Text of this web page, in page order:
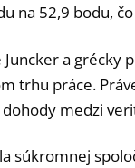
na 52,9 bodu,
Juncker a
trhu práce.
medzi
súkromnej